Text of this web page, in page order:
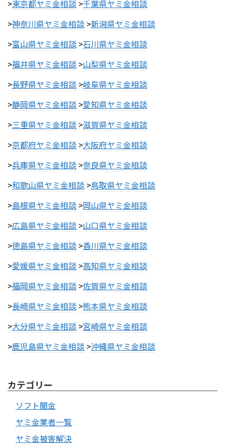
>東京都ヤミ金相談 >千葉県ヤミ金相談
>神奈川県ヤミ金相談 >新潟県ヤミ金相談
>富山県ヤミ金相談 >石川県ヤミ金相談
>福井県ヤミ金相談 >山梨県ヤミ金相談
>長野県ヤミ金相談 >岐阜県ヤミ金相談
>静岡県ヤミ金相談 >愛知県ヤミ金相談
>三重県ヤミ金相談 >滋賀県ヤミ金相談
>京都府ヤミ金相談 >大阪府ヤミ金相談
>兵庫県ヤミ金相談 >奈良県ヤミ金相談
>和歌山県ヤミ金相談 >鳥取県ヤミ金相談
>島根県ヤミ金相談 >岡山県ヤミ金相談
>広島県ヤミ金相談 >山口県ヤミ金相談
>徳島県ヤミ金相談 >香川県ヤミ金相談
>愛媛県ヤミ金相談 >高知県ヤミ金相談
>福岡県ヤミ金相談 >佐賀県ヤミ金相談
>長崎県ヤミ金相談 >熊本県ヤミ金相談
>大分県ヤミ金相談 >宮崎県ヤミ金相談
>鹿児島県ヤミ金相談 >沖縄県ヤミ金相談
カテゴリー
ソフト闇金
ヤミ金業者一覧
ヤミ金被害解決